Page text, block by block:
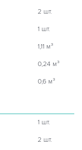
2 шт.
1 шт.
1,11 м³
0,24 м³
0,6 м³
1 шт.
2 шт.